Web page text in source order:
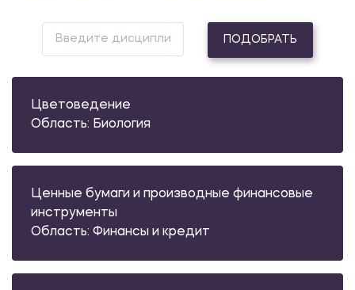
ПОДОБРАТЬ
Цветоведение
Область: Биология
Ценные бумаги и производные финансовые
инструменты
Область: Финансы и кредит